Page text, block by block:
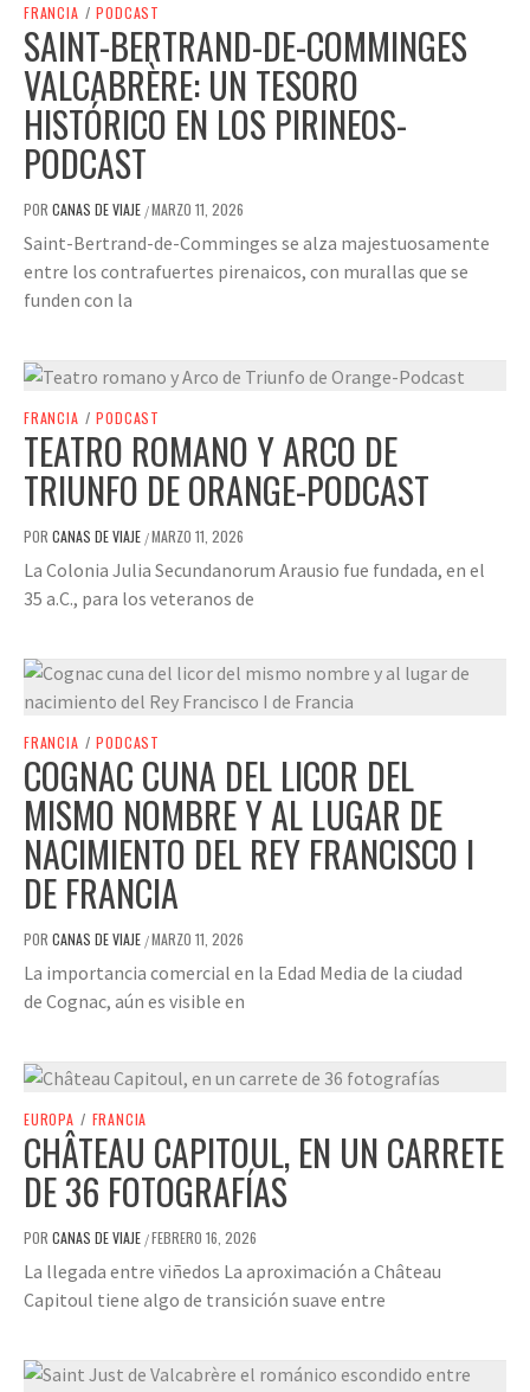
FRANCIA / PODCAST
SAINT-BERTRAND-DE-COMMINGES
VALCABRÈRE: UN TESORO
HISTÓRICO EN LOS PIRINEOS-
PODCAST
POR CANAS DE VIAJE /MARZO 11, 2026
Saint-Bertrand-de-Comminges se alza majestuosamente
entre los contrafuertes pirenaicos, con murallas que se
funden con la
FRANCIA / PODCAST
TEATRO ROMANO Y ARCO DE
TRIUNFO DE ORANGE-PODCAST
POR CANAS DE VIAJE /MARZO 11, 2026
La Colonia Julia Secundanorum Arausio fue fundada, en el
35 a.C., para los veteranos de
FRANCIA / PODCAST
COGNAC CUNA DEL LICOR DEL
MISMO NOMBRE Y AL LUGAR DE
NACIMIENTO DEL REY FRANCISCO I
DE FRANCIA
POR CANAS DE VIAJE /MARZO 11, 2026
La importancia comercial en la Edad Media de la ciudad
de Cognac, aún es visible en
EUROPA / FRANCIA
CHÂTEAU CAPITOUL, EN UN CARRETE
DE 36 FOTOGRAFÍAS
POR CANAS DE VIAJE /FEBRERO 16, 2026
La llegada entre viñedos La aproximación a Château
Capitoul tiene algo de transición suave entre